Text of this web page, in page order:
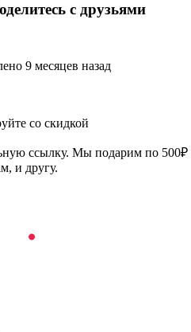
с друзьями
9 месяцев назад
со скидкой
ссылку. Мы подарим по 500₽
и другу.